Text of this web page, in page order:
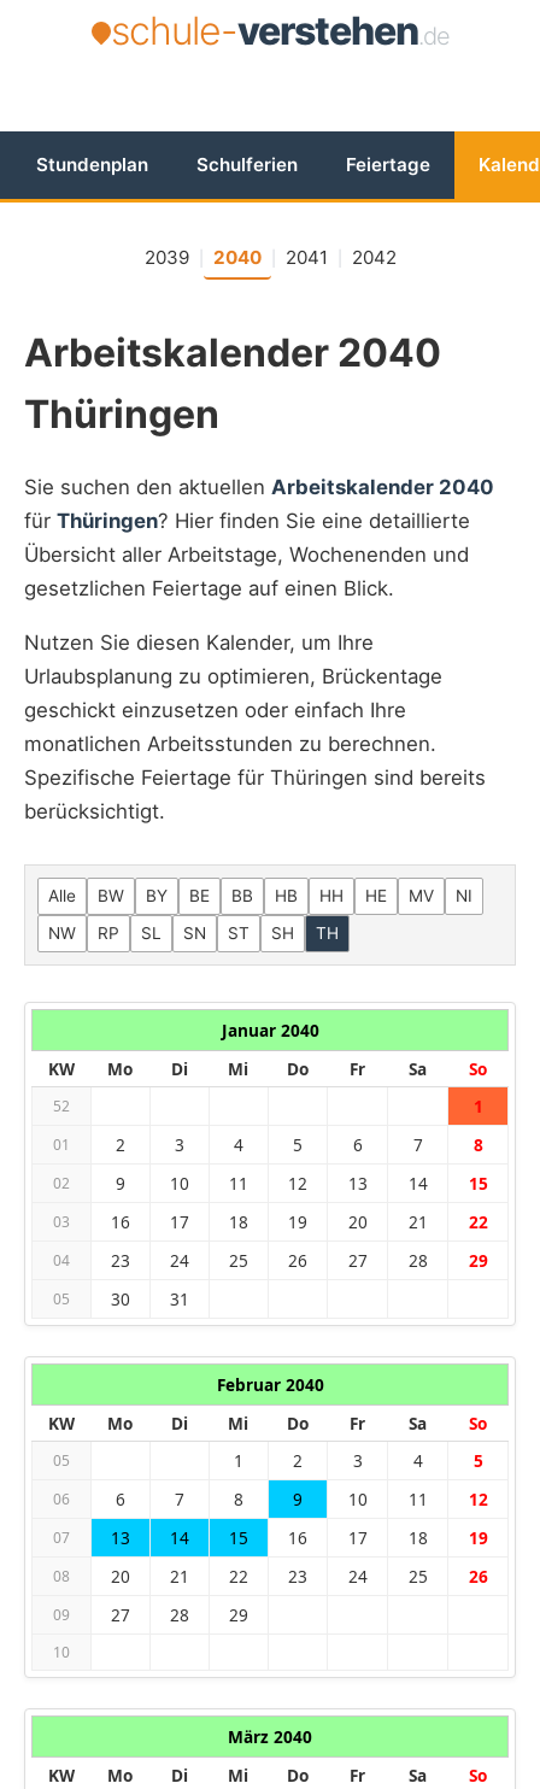
schule-verstehen.de
Stundenplan Schulferien Feiertage
2039 2040 2041 2042
Arbeitskalender 2040
Thüringen
Sie suchen den aktuellen Arbeitskalender 2040
für Thüringen? Hier finden Sie eine detaillierte
Übersicht aller Arbeitstage, Wochenenden und
gesetzlichen Feiertage auf einen Blick.
Nutzen Sie diesen Kalender, um Ihre
Urlaubsplanung zu optimieren, Brückentage
geschickt einzusetzen oder einfach Ihre
monatlichen Arbeitsstunden zu berechnen.
Spezifische Feiertage für Thüringen sind bereits
berücksichtigt.
Alle BW BY BE BB HB HH HE MV
NI
NW
RP SL SN ST SH TH
Januar 2040
KW
Mo Di Mi Do Fr Sa So
52 1
01 2 3 4 5 6 7 8
02 9 10 11 12 13 14 15
03 16 17 18 19 20 21 22
04 23 24 25 26 27 28 29
05 30 31
Februar 2040
KW
Mo Di Mi Do Fr Sa So
05 1 2 3 4 5
06 6 7 8 9 10 11 12
07 13 14 15 16 17 18 19
08 20 21 22 23 24 25 26
09 27 28 29
10
März 2040
KW
Mo Di Mi Do Fr Sa So